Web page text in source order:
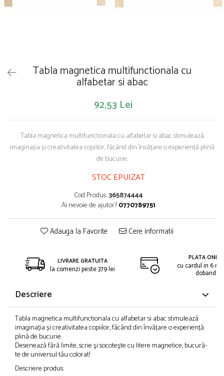
Tabla magnetica multifunctionala cu
alfabetar si abac
92,53 Lei
Tabla magnetica multifunctionala cu alfabetar si abac stimulează
imaginația și creativitatea copiilor, făcând din învățare o experiență plină
de bucurie.
STOC EPUIZAT
Cod Produs:365874444
Ai nevoie de ajutor?0770789751
Adauga la Favorite Cere informatii
LIVRARE GRATUITA
la comenzi peste 379 lei
PLATA
cu cardul in 6
dobanda
Descriere
Tabla magnetica multifunctionala cu alfabetar si abac stimulează
imaginația și creativitatea copiilor, făcând din învățare o experiență
plină de bucurie.
Desenează fără limite, scrie şi socoteşte cu litere magnetice, bucură-
te de universul tău colorat!
Descriere produs: